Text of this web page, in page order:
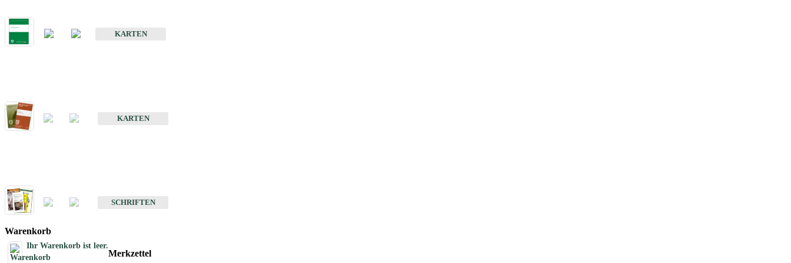
KARTEN
KARTEN
SCHRIFTEN
Warenkorb
Ihr Warenkorb ist leer.
Merkzettel